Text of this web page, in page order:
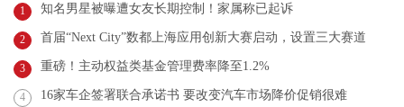
1 知名男星被曝遭女友长期控制！家属称已起诉
2 首届“Next City”数都上海应用创新大赛启动，设置三大赛道
3 重磅！主动权益类基金管理费率降至1.2%
4 16家车企签署联合承诺书 要改变汽车市场降价促销很难